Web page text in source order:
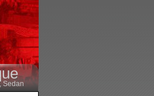
Sedan